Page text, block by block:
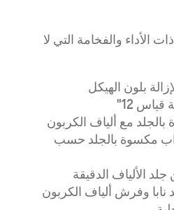
الأداء والفخامة التي لا
بلون الهيكل
12"
مع ألياف الكربون
مكسوة بالجلد حسب
الألياف الدقيقة